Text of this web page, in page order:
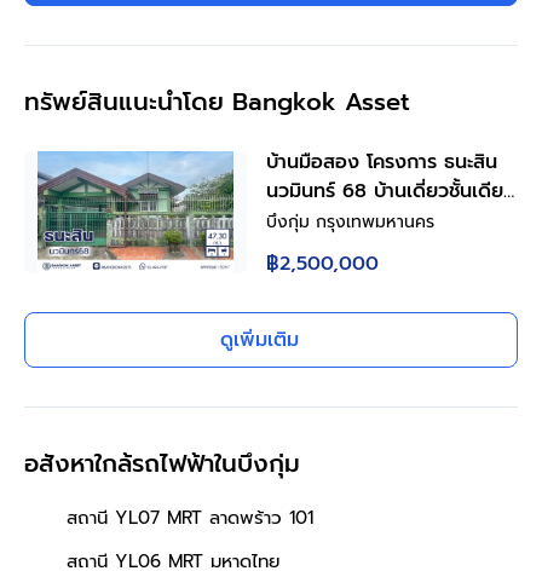
ทรัพย์สินแนะนำโดย Bangkok Asset
บ้านมือสอง โครงการ ธนะสิน
นวมินทร์ 68 บ้านเดี่ยวชั้นเดียว
เนื้อที่ 47.3 ตร.ว. พื้นที่ใช้สอย
80 ตร.ม. 2 ห้องนอน 1 ห้องน้ำ
จอดรถ 1 คัน ทำเลนวมินทร์
ใกล้ถนนประเสริฐมนูกิจ ใกล้
แฟชั่นไอส์แลนด์ รพ.สินแพทย์
และรถไฟฟ้าสายสีชมพู สถานี
บึงกุ่ม กรุงเทพมหานคร
฿2,500,000
ดูเพิ่มเติม
อสังหาใกล้รถไฟฟ้าในบึงกุ่ม
สถานี YL07 MRT ลาดพร้าว 101
สถานี YL06 MRT มหาดไทย